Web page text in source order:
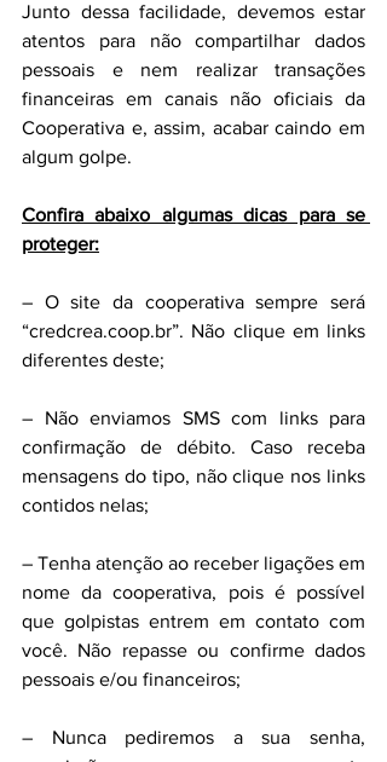
Junto dessa facilidade, devemos estar
atentos para não compartilhar dados
pessoais e nem realizar transações
financeiras em canais não oficiais da
Cooperativa e, assim, acabar caindo em
algum golpe.
Confira abaixo algumas dicas para se
proteger:
– O site da cooperativa sempre será
“credcrea.coop.br”. Não clique em links
diferentes deste;
– Não enviamos SMS com links para
confirmação de débito. Caso receba
mensagens do tipo, não clique nos links
contidos nelas;
– Tenha atenção ao receber ligações em
nome da cooperativa, pois é possível
que golpistas entrem em contato com
você. Não repasse ou confirme dados
pessoais e/ou financeiros;
– Nunca pediremos a sua senha,